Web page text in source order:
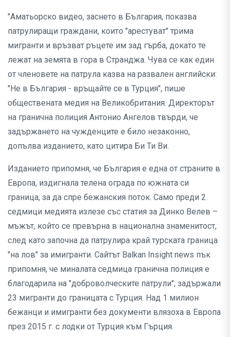
"Аматьорско видео, заснето в България, показва
патрулиращи граждани, които "арестуват" трима
мигранти и връзват ръцете им зад гърба, докато те
лежат на земята в гора в Странджа. Чува се как един
от членовете на патрула казва на развален английски:
"Не в България - връщайте се в Турция", пише
обществената медия на Великобритания. Директорът
на гранична полиция Антонио Ангелов твърди, че
задържането на чужденците е било незаконно,
допълва изданието, като цитира Би Ти Ви.
Изданието припомня, че България е една от страните в
Европа, издигнала телена ограда по южната си
граница, за да спре бежанския поток. Само преди 2
седмици медията излезе със статия за Динко Велев –
мъжът, който се превърна в национална знаменитост,
след като започна да патрулира край турската граница
"на лов" за имигранти. Сайтът Balkan Insight news пък
припомня, че миналата седмица гранична полиция е
благодарила на "доброволческите патрули", задържали
23 мигранти до границата с Турция. Над 1 милион
бежанци и имигранти без документи влязоха в Европа
през 2015 г. с лодки от Турция към Гърция.